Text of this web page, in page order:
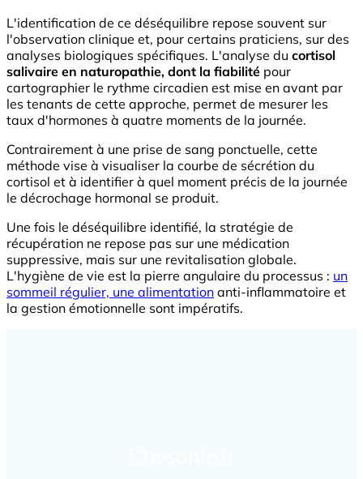
L'identification de ce déséquilibre repose souvent sur
l'observation clinique et, pour certains praticiens, sur des
analyses biologiques spécifiques. L'analyse du cortisol
salivaire en naturopathie, dont la fiabilité pour
cartographier le rythme circadien est mise en avant par
les tenants de cette approche, permet de mesurer les
taux d'hormones à quatre moments de la journée.
Contrairement à une prise de sang ponctuelle, cette
méthode vise à visualiser la courbe de sécrétion du
cortisol et à identifier à quel moment précis de la journée
le décrochage hormonal se produit.
Une fois le déséquilibre identifié, la stratégie de
récupération ne repose pas sur une médication
suppressive, mais sur une revitalisation globale.
L'hygiène de vie est la pierre angulaire du processus : un
sommeil régulier, une alimentation anti-inflammatoire et
la gestion émotionnelle sont impératifs.